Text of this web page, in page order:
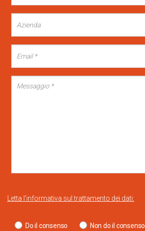
Letta l'informativa sul trattamento dei dati:
Do il consenso Non do il consenso